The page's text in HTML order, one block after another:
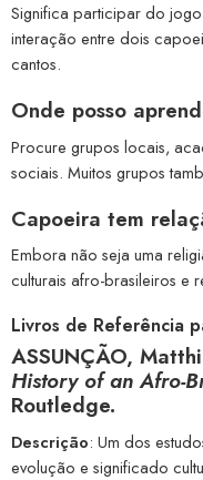
Significa participar do
interação entre dois
cantos.
Onde posso
Procure grupos locais,
sociais. Muitos grupos
Capoeira tem
Embora não seja uma
culturais afro-brasileiros e
Livros de Referência
ASSUNÇÃO,
History of an Afro-
Routledge.
Descrição: Um dos
evolução e significado